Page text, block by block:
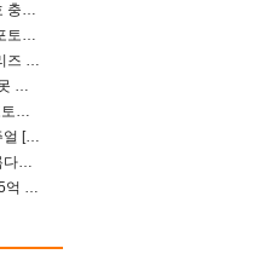
류혜영 대학 시절 패션 센스에 민호 충격 “레몬색 레깅스에 다리 없는 줄”(나혼산)
트와이스 미나 ‘눈부신 아름다움’[포토엔HD]
박나래 이장우 떠난 ‘나혼산’ 덩어리즈 왔다, 1인 1케이크에 팜유 전현무 충격[어제TV]
아이유, 장기하 BGM 후폭풍 예상 못 했나‥삭제 오보→윤가이까지 엮여 시끌
트와이스 미나 ‘대만으로 가요~’[포토엔HD]
김희애, 세월도 비켜간 고품격 비주얼 [포토엔HD]
트와이스 미나 ‘폭염 날려주는 아름다움’[포토엔HD]
유재석 알고리즘 점령한 조회수 2.5억 신박한 다비치, 강민경 덩달아 긴장(해투)